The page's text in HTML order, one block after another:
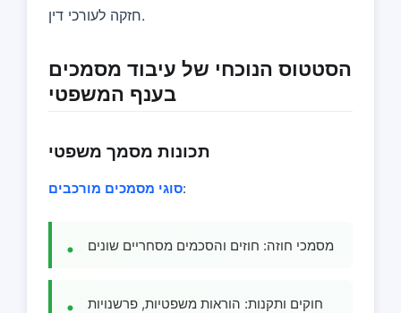
חזקה לעורכי דין.
הסטטוס הנוכחי של עיבוד מסמכים
בענף המשפטי
תכונות מסמך משפטי
סוגי מסמכים מורכבים:
מסמכי חוזה: חוזים והסכמים מסחריים שונים
חוקים ותקנות: הוראות משפטיות, פרשנויות